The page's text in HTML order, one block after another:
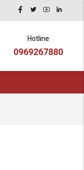
Hotline
0969267880